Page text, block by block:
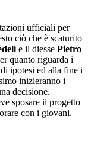
ufficiali per
ciò che è scaturito
e il diesse Pietro
quanto riguarda i
ipotesi ed alla fine i
inizieranno i
decisione.
sposare il progetto
con i giovani.